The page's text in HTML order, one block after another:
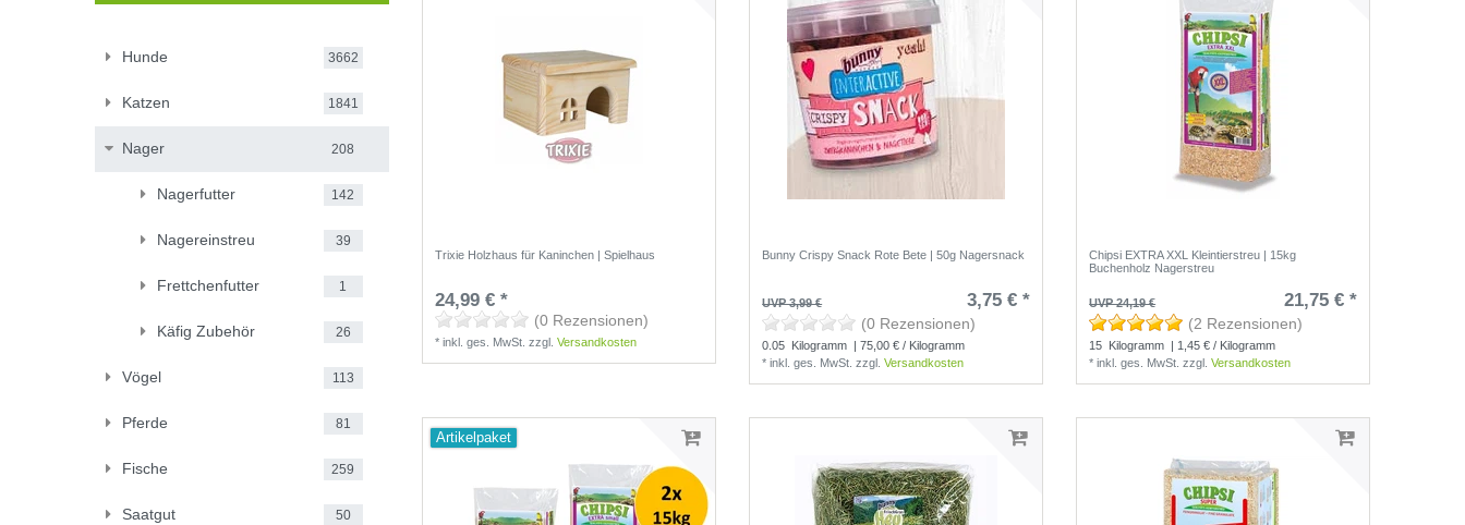
Hunde 3662
Katzen 1841
Nager 208
Nagerfutter 142
Nagereinstreu 39
Frettchenfutter 1
Käfig Zubehör 26
Vögel 113
Pferde 81
Fische 259
Saatgut 50
Trixie Holzhaus für Kaninchen | Spielhaus
24,99 € *
(0 Rezensionen)
*inkl. ges. MwSt. zzgl.Versandkosten
Bunny Crispy Snack Rote Bete | 50g Nagersnack
UVP 3,99 € 3,75 € *
(0 Rezensionen)
0.05 Kilogramm | 75,00 € / Kilogramm
*inkl. ges. MwSt. zzgl.Versandkosten
Chipsi EXTRA XXL Kleintierstreu | 15kg
Buchenholz Nagerstreu
UVP 24,19 € 21,75 € *
(2 Rezensionen)
15 Kilogramm | 1,45 € / Kilogramm
*inkl. ges. MwSt. zzgl.Versandkosten
Artikelpaket